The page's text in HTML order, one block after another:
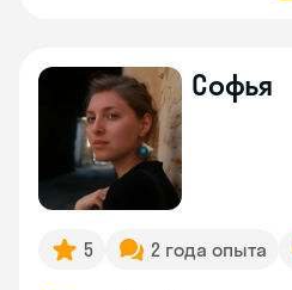
Софья
5 2 года опыта